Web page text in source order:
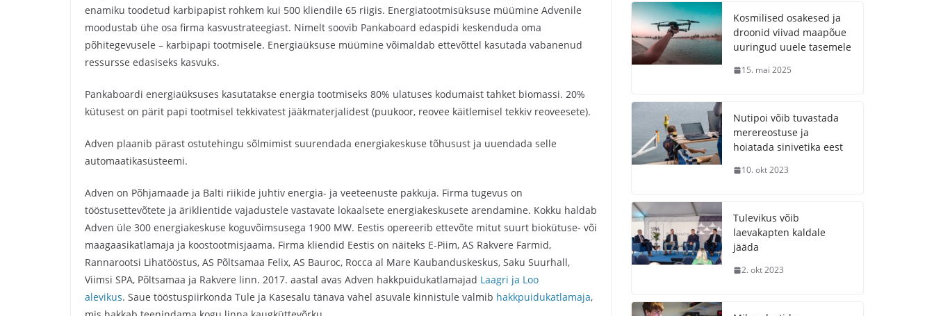
enamiku toodetud karbipapist rohkem kui 500 kliendile 65 riigis. Energiatootmisüksuse müümine Advenile
moodustab ühe osa firma kasvustrateegiast. Nimelt soovib Pankaboard edaspidi keskenduda oma
põhitegevusele – karbipapi tootmisele. Energiaüksuse müümine võimaldab ettevõttel kasutada vabanenud
ressursse edasiseks kasvuks.
Pankaboardi energiaüksuses kasutatakse energia tootmiseks 80% ulatuses kodumaist tahket biomassi. 20%
kütusest on pärit papi tootmisel tekkivatest jääkmaterjalidest (puukoor, reovee käitlemisel tekkiv reoveesete).
Adven plaanib pärast ostutehingu sõlmimist suurendada energiakeskuse tõhusust ja uuendada selle
automaatikasüsteemi.
Adven on Põhjamaade ja Balti riikide juhtiv energia- ja veeteenuste pakkuja. Firma tugevus on
tööstusettevõtete ja äriklientide vajadustele vastavate lokaalsete energiakeskusete arendamine. Kokku haldab
Adven üle 300 energiakeskuse koguvõimsusega 1900 MW. Eestis opereerib ettevõte mitut suurt biokütuse- või
maagaasikatlamaja ja koostootmisjaama. Firma kliendid Eestis on näiteks E-Piim, AS Rakvere Farmid,
Rannarootsi Lihatööstus, AS Põltsamaa Felix, AS Bauroc, Rocca al Mare Kaubanduskeskus, Saku Suurhall,
Viimsi SPA, Põltsamaa ja Rakvere linn. 2017. aastal avas Adven hakkpuidukatlamajad Laagri ja Loo
alevikus. Saue tööstuspiirkonda Tule ja Kasesalu tänava vahel asuvale kinnistule valmib hakkpuidukatlamaja,
Kosmilised osakesed ja
droonid viivad maapõue
uuringud uuele tasemele
15. mai 2025
Nutipoi võib tuvastada
merereostuse ja
hoiatada sinivetika eest
10. okt 2023
Tulevikus võib
laevakapten kaldale
jääda
2. okt 2023